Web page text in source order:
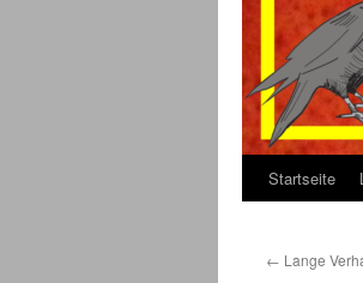
Startseite
← Lange